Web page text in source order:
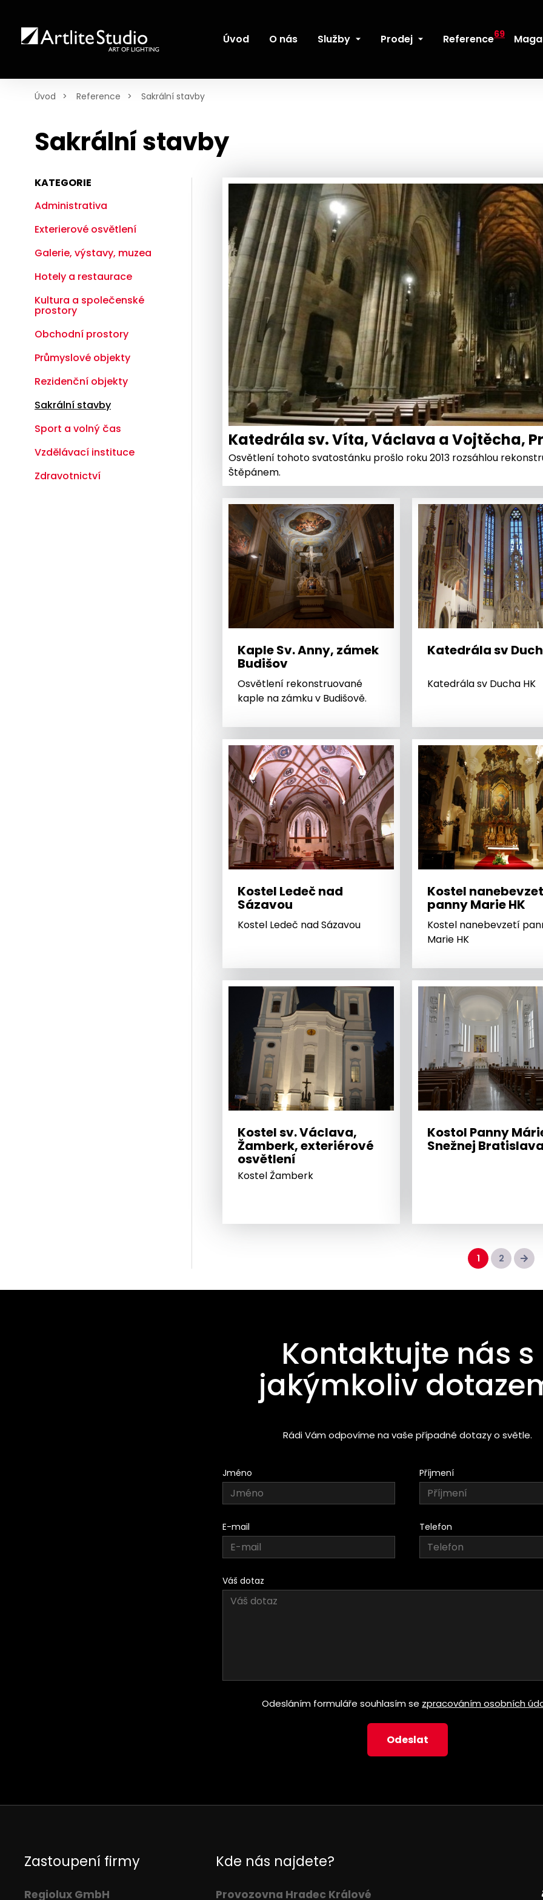
Úvod O nás Služby Prodej Reference69
Úvod Reference Sakrální stavby
Sakrální stavby
KATEGORIE
Administrativa
Exterierové osvětlení
Galerie, výstavy, muzea
Hotely a restaurace
Kultura a společenské
prostory
Obchodní prostory
Průmyslové objekty
Rezidenční objekty
Sakrální stavby
Sport a volný čas
Vzdělávací instituce
Zdravotnictví
Katedrála sv. Víta, Václava a Vojtěcha,
Osvětlení tohoto svatostánku prošlo roku 2013 rozsáhlou
Štěpánem.
Kaple Sv. Anny, zámek
Budišov
Osvětlení rekonstruované
kaple na zámku v Budišově.
Katedrála sv
Katedrála sv Ducha HK
Kostel Ledeč nad
Sázavou
Kostel Ledeč nad Sázavou
Kostel
panny Marie HK
Kostel nanebevzetí
Marie HK
Kostel sv. Václava,
Žamberk, exteriérové
osvětlení
Kostel Žamberk
Kostol Panny
Snežnej
1 2
Kontaktujte nás s
jakýmkoliv
Rádi Vám odpovíme na vaše případné dotazy o světle.
Jméno Příjmení
E-mail Telefon
Váš dotaz
Odesláním formuláře souhlasím se zpracováním osobních
Zastoupení firmy
Regiolux GmbH
Kde nás najdete?
Provozovna Hradec Králové